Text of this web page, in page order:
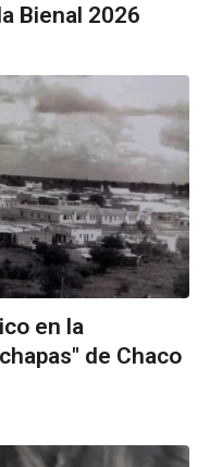
Bienal 2026
en la
de Chaco